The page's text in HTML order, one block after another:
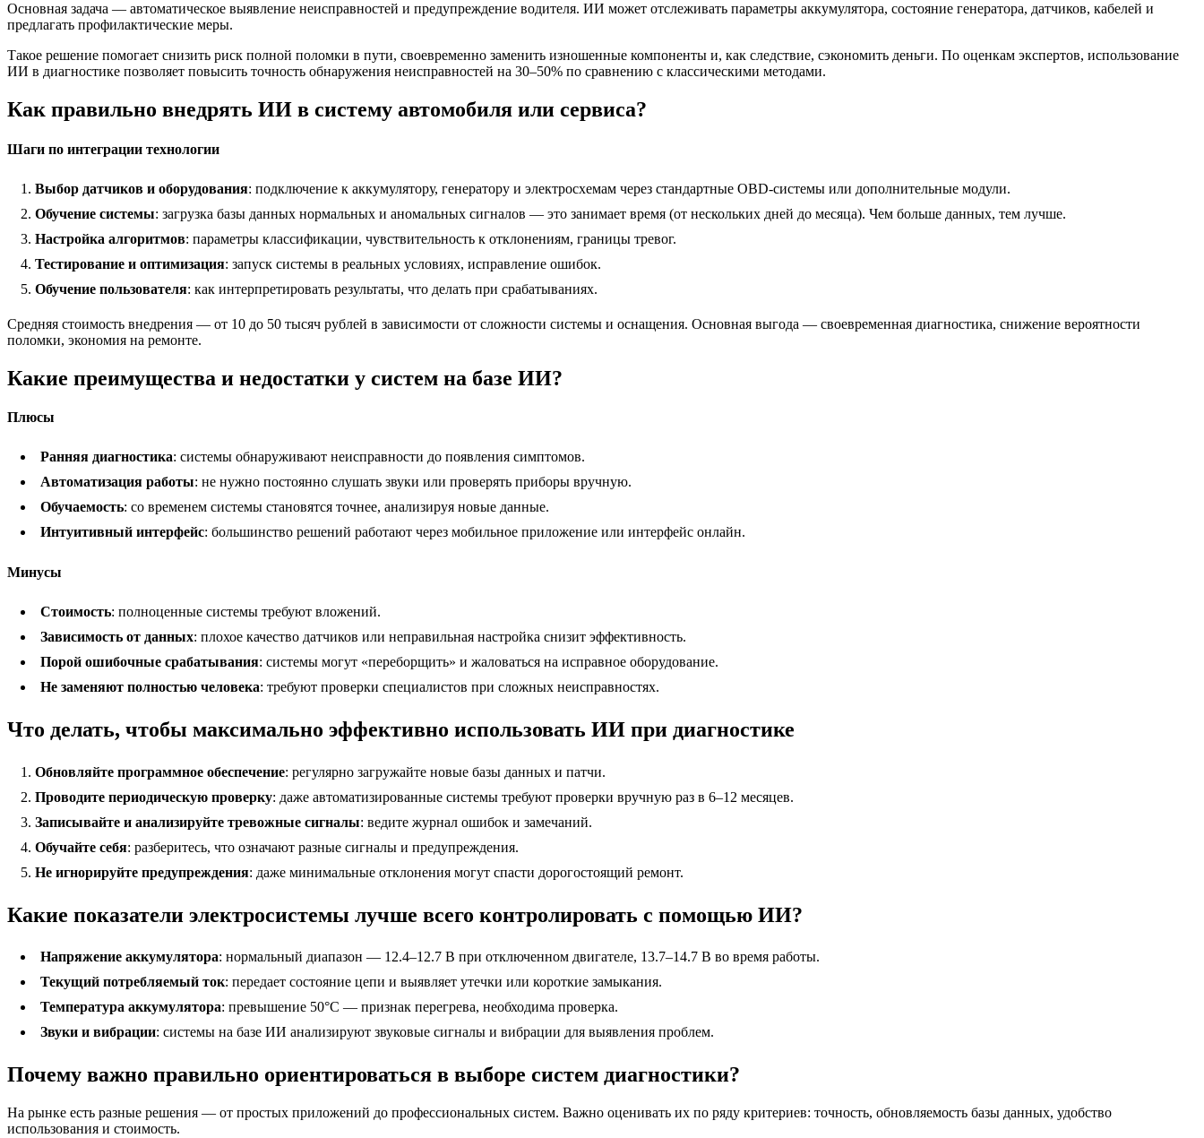
Основная задача — автоматическое выявление неисправностей и предупреждение водителя. ИИ может отслеживать параметры аккумулятора, состояние генератора, датчиков, кабелей и
предлагать профилактические меры.
Такое решение помогает снизить риск полной поломки в пути, своевременно заменить изношенные компоненты и, как следствие, сэкономить деньги. По оценкам экспертов, использование
ИИ в диагностике позволяет повысить точность обнаружения неисправностей на 30–50% по сравнению с классическими методами.
Как правильно внедрять ИИ в систему автомобиля или сервиса?
Шаги по интеграции технологии
Выбор датчиков и оборудования: подключение к аккумулятору, генератору и электросхемам через стандартные OBD-системы или дополнительные модули.
Обучение системы: загрузка базы данных нормальных и аномальных сигналов — это занимает время (от нескольких дней до месяца). Чем больше данных, тем лучше.
Настройка алгоритмов: параметры классификации, чувствительность к отклонениям, границы тревог.
Тестирование и оптимизация: запуск системы в реальных условиях, исправление ошибок.
Обучение пользователя: как интерпретировать результаты, что делать при срабатываниях.
Средняя стоимость внедрения — от 10 до 50 тысяч рублей в зависимости от сложности системы и оснащения. Основная выгода — своевременная диагностика, снижение вероятности
поломки, экономия на ремонте.
Какие преимущества и недостатки у систем на базе ИИ?
Плюсы
Ранняя диагностика: системы обнаруживают неисправности до появления симптомов.
Автоматизация работы: не нужно постоянно слушать звуки или проверять приборы вручную.
Обучаемость: со временем системы становятся точнее, анализируя новые данные.
Интуитивный интерфейс: большинство решений работают через мобильное приложение или интерфейс онлайн.
Минусы
Стоимость: полноценные системы требуют вложений.
Зависимость от данных: плохое качество датчиков или неправильная настройка снизит эффективность.
Порой ошибочные срабатывания: системы могут «переборщить» и жаловаться на исправное оборудование.
Не заменяют полностью человека: требуют проверки специалистов при сложных неисправностях.
Что делать, чтобы максимально эффективно использовать ИИ при диагностике
Обновляйте программное обеспечение: регулярно загружайте новые базы данных и патчи.
Проводите периодическую проверку: даже автоматизированные системы требуют проверки вручную раз в 6–12 месяцев.
Записывайте и анализируйте тревожные сигналы: ведите журнал ошибок и замечаний.
Обучайте себя: разберитесь, что означают разные сигналы и предупреждения.
Не игнорируйте предупреждения: даже минимальные отклонения могут спасти дорогостоящий ремонт.
Какие показатели электросистемы лучше всего контролировать с помощью ИИ?
Напряжение аккумулятора: нормальный диапазон — 12.4–12.7 В при отключенном двигателе, 13.7–14.7 В во время работы.
Текущий потребляемый ток: передает состояние цепи и выявляет утечки или короткие замыкания.
Температура аккумулятора: превышение 50°C — признак перегрева, необходима проверка.
Звуки и вибрации: системы на базе ИИ анализируют звуковые сигналы и вибрации для выявления проблем.
Почему важно правильно ориентироваться в выборе систем диагностики?
На рынке есть разные решения — от простых приложений до профессиональных систем. Важно оценивать их по ряду критериев: точность, обновляемость базы данных, удобство
использования и стоимость.